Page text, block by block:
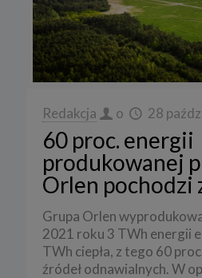
Redakcja o 28
60 proc. energii
produkowanej
Orlen pochodzi
Grupa Orlen
2021 roku 3 TWh energii
TWh ciepła, z tego 60
źródeł odnawialnych. W